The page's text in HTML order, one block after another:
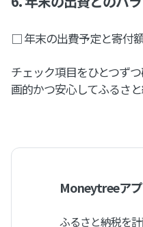
□ 年末の出費予定と寄付
チェック項目をひとつず
画的かつ安心してふるさと
Moneytreeア
ふるさと納税を